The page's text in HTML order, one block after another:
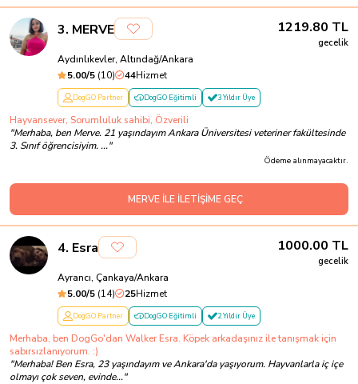
3. MERVE 1219.80 TL
gecelik
Aydınlıkevler, Altındağ/Ankara
5.00/5 (10) 44Hizmet
DogGO Partner DogGO Eğitimli 3 Yıldır Üye
Hayvansever, Sorumluluk sahibi, Özverili
"Merhaba, ben Merve. 21 yaşındayım Ankara Üniversitesi veteriner fakültesinde
3. Sınıf öğrencisiyim. ..."
Ödeme alınmayacaktır.
MERVE İLE İLETİŞİME GEÇ
4. Esra 1000.00 TL
gecelik
Ayrancı, Çankaya/Ankara
5.00/5 (14) 25Hizmet
DogGO Partner DogGO Eğitimli 2 Yıldır Üye
Merhaba, ben DogGo'dan Walker Esra. Köpek arkadaşınız ile tanışmak için
sabırsızlanıyorum. :)
"Merhaba! Ben Esra, 23 yaşındayım ve Ankara'da yaşıyorum. Hayvanlarla iç içe
olmayı çok seven, evinde..."